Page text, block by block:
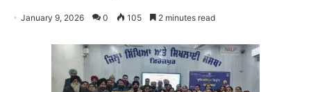
January 9, 2026 0 105 2 minutes read